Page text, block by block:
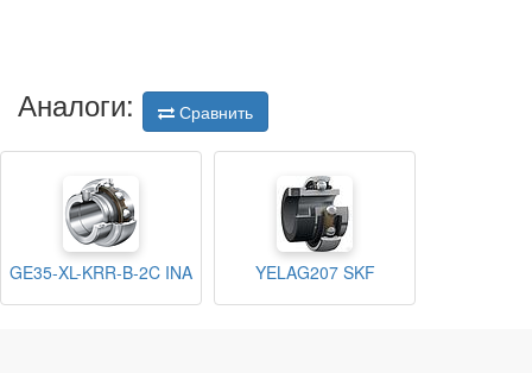
Аналоги: Сравнить
GE35-XL-KRR-B-2C INA YELAG207 SKF